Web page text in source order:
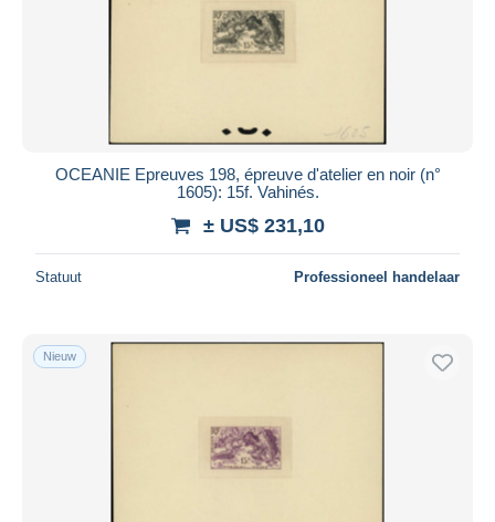
OCEANIE Epreuves 198, épreuve d'atelier en noir (n°
1605): 15f. Vahinés.
± US$ 231,10
Statuut Professioneel handelaar
Nieuw